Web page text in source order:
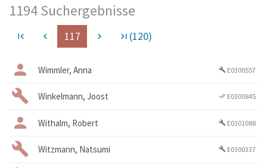
1194 Suchergebnisse
first_page navigate_before 117 navigate_next last_page (120)
Wimmler, Anna build E0300557
Winkelmann, Joost done_all E0300845
Withalm, Robert build E0301088
Witzmann, Natsumi build E0300337